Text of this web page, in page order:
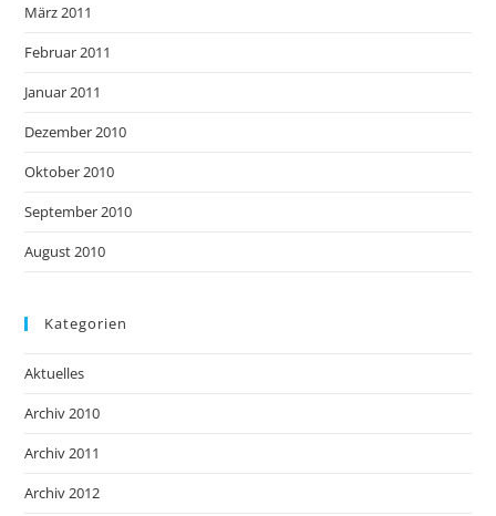
März 2011
Februar 2011
Januar 2011
Dezember 2010
Oktober 2010
September 2010
August 2010
Kategorien
Aktuelles
Archiv 2010
Archiv 2011
Archiv 2012